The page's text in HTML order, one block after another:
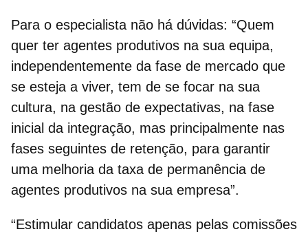
Para o especialista não há dúvidas: “Quem
quer ter agentes produtivos na sua equipa,
independentemente da fase de mercado que
se esteja a viver, tem de se focar na sua
cultura, na gestão de expectativas, na fase
inicial da integração, mas principalmente nas
fases seguintes de retenção, para garantir
uma melhoria da taxa de permanência de
agentes produtivos na sua empresa”.
“Estimular candidatos apenas pelas comissões